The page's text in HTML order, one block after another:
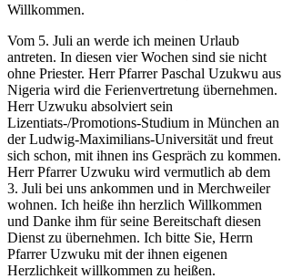
Willkommen.
Vom 5. Juli an werde ich meinen Urlaub
antreten. In diesen vier Wochen sind sie nicht
ohne Priester. Herr Pfarrer Paschal Uzukwu aus
Nigeria wird die Ferienvertretung übernehmen.
Herr Uzwuku absolviert sein
Lizentiats-/Promotions-Studium in München an
der Ludwig-Maximilians-Universität und freut
sich schon, mit ihnen ins Gespräch zu kommen.
Herr Pfarrer Uzwuku wird vermutlich ab dem
3. Juli bei uns ankommen und in Merchweiler
wohnen. Ich heiße ihn herzlich Willkommen
und Danke ihm für seine Bereitschaft diesen
Dienst zu übernehmen. Ich bitte Sie, Herrn
Pfarrer Uzwuku mit der ihnen eigenen
Herzlichkeit willkommen zu heißen.